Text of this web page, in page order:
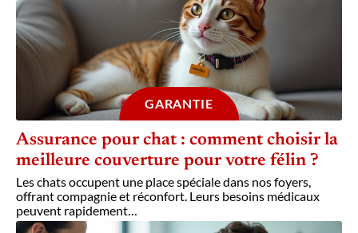
GARANTIE
Assurance pour chat : comment choisir la
meilleure couverture pour votre félin ?
Les chats occupent une place spéciale dans nos foyers,
offrant compagnie et réconfort. Leurs besoins médicaux
peuvent rapidement…